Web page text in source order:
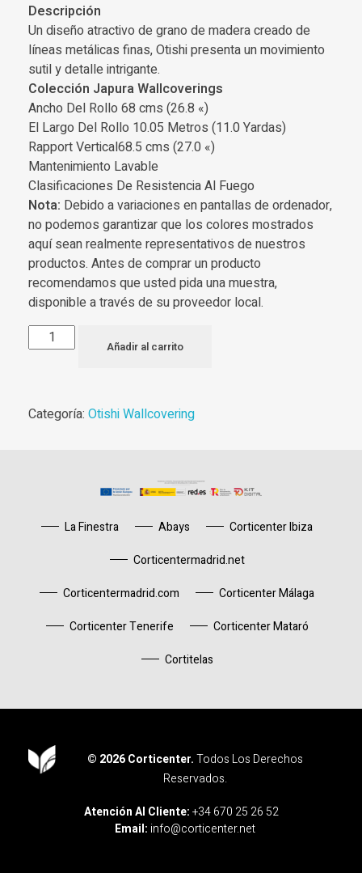
Descripción
Un diseño atractivo de grano de madera creado de
líneas metálicas finas, Otishi presenta un movimiento
sutil y detalle intrigante.
Colección Japura Wallcoverings
Ancho Del Rollo 68 cms (26.8 «)
El Largo Del Rollo 10.05 Metros (11.0 Yardas)
Rapport Vertical68.5 cms (27.0 «)
Mantenimiento Lavable
Clasificaciones De Resistencia Al Fuego
Nota: Debido a variaciones en pantallas de ordenador,
no podemos garantizar que los colores mostrados
aquí sean realmente representativos de nuestros
productos. Antes de comprar un producto
recomendamos que usted pida una muestra,
disponible a través de su proveedor local.
Añadir al carrito
Categoría: Otishi Wallcovering
La Finestra Abays
Corticenter Ibiza
Corticentermadrid.net
Corticentermadrid.com
Corticenter Málaga
Corticenter Tenerife
Corticenter Mataró
Cortitelas
© 2026 Corticenter.Todos Los Derechos
Reservados.
Atención Al Cliente:+34 670 25 26 52
Email: info@corticenter.net